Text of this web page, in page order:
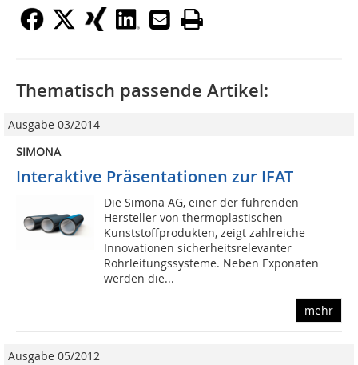
Thematisch passende Artikel:
Ausgabe 03/2014
SIMONA
Interaktive Präsentationen zur IFAT
Die Simona AG, einer der führenden
Hersteller von thermoplastischen
Kunststoffprodukten, zeigt zahlreiche
Innovationen sicherheitsrelevanter
Rohrleitungssysteme. Neben Exponaten
werden die...
mehr
Ausgabe 05/2012